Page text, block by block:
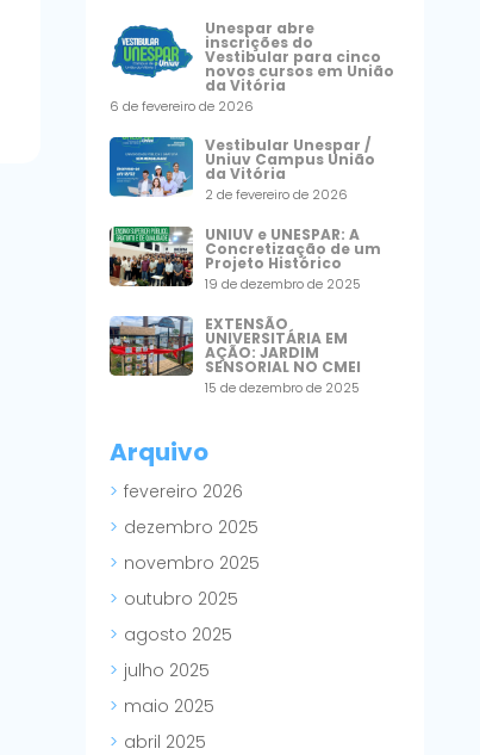
Unespar abre
inscrições do
Vestibular para cinco
novos cursos em União
da Vitória
6 de fevereiro de 2026
Vestibular Unespar /
Uniuv Campus União
da Vitória
2 de fevereiro de 2026
UNIUV e UNESPAR: A
Concretização de um
Projeto Histórico
19 de dezembro de 2025
EXTENSÃO
UNIVERSITÁRIA EM
AÇÃO: JARDIM
SENSORIAL NO CMEI
15 de dezembro de 2025
Arquivo
fevereiro 2026
dezembro 2025
novembro 2025
outubro 2025
agosto 2025
julho 2025
maio 2025
abril 2025